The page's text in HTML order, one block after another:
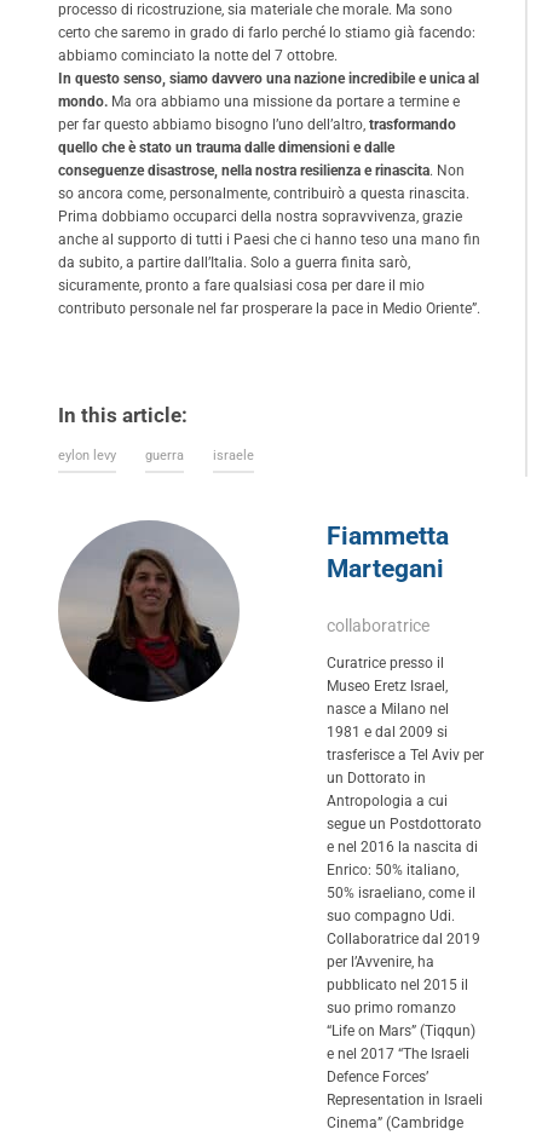
processo di ricostruzione, sia materiale che morale. Ma sono
certo che saremo in grado di farlo perché lo stiamo già facendo:
abbiamo cominciato la notte del 7 ottobre.
In questo senso, siamo davvero una nazione incredibile e unica al
mondo. Ma ora abbiamo una missione da portare a termine e
per far questo abbiamo bisogno l’uno dell’altro, trasformando
quello che è stato un trauma dalle dimensioni e dalle
conseguenze disastrose, nella nostra resilienza e rinascita. Non
so ancora come, personalmente, contribuirò a questa rinascita.
Prima dobbiamo occuparci della nostra sopravvivenza, grazie
anche al supporto di tutti i Paesi che ci hanno teso una mano fin
da subito, a partire dall’Italia. Solo a guerra finita sarò,
sicuramente, pronto a fare qualsiasi cosa per dare il mio
contributo personale nel far prosperare la pace in Medio Oriente”.
In this article:
eylon levy guerra israele
Fiammetta
Martegani
collaboratrice
Curatrice presso il
Museo Eretz Israel,
nasce a Milano nel
1981 e dal 2009 si
trasferisce a Tel Aviv per
un Dottorato in
Antropologia a cui
segue un Postdottorato
e nel 2016 la nascita di
Enrico: 50% italiano,
50% israeliano, come il
suo compagno Udi.
Collaboratrice dal 2019
per l’Avvenire, ha
pubblicato nel 2015 il
suo primo romanzo
“Life on Mars” (Tiqqun)
e nel 2017 “The Israeli
Defence Forces’
Representation in Israeli
Cinema” (Cambridge